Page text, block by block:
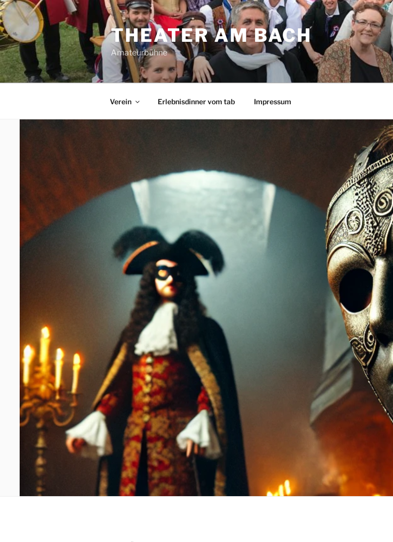
Zum
Inhalt
springen
THEATER AM BACH
Amateurbühne
Verein Erlebnisdinner vom tab Impressum